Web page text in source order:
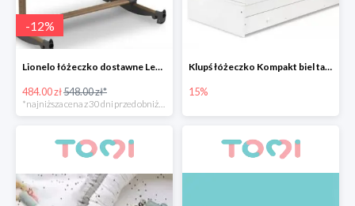
-12%
Lionelo łóżeczko dostawne Leonie Grey Stone -12%
484.00 zł548.00 zł*
Klupś łóżeczko Kompakt biel tanie 15%
15%